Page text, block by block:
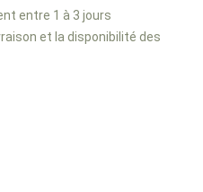
entre 1 à 3 jours
et la disponibilité des